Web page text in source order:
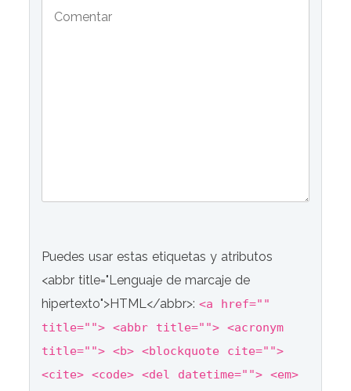
Puedes usar estas etiquetas y atributos
<abbr title="Lenguaje de marcaje de
hipertexto">HTML</abbr>:<a href=""
title=""> <abbr title=""> <acronym
title=""> <b> <blockquote cite="">
<cite> <code> <del datetime=""> <em>